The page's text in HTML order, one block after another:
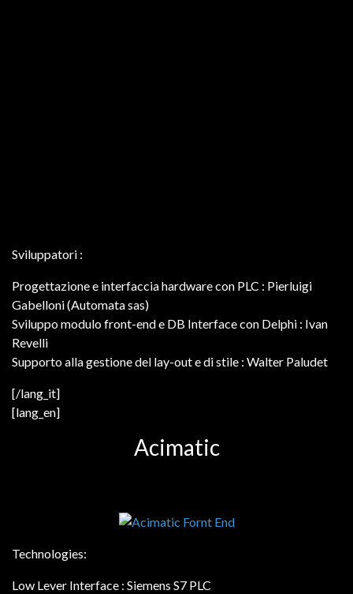
Sviluppatori :
Progettazione e interfaccia hardware con PLC : Pierluigi
Gabelloni (Automata sas)
Sviluppo modulo front-end e DB Interface con Delphi : Ivan
Revelli
Supporto alla gestione del lay-out e di stile : Walter Paludet
[/lang_it]
[lang_en]
Acimatic
Technologies:
Low Lever Interface : Siemens S7 PLC